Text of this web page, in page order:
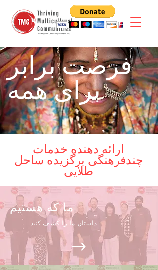
فرصت برابر
برای همه
ارائه دهنده خدمات
چندفرهنگی برگزیده ساحل
طلایی
ما که هستیم
داستان ما را کشف کنید